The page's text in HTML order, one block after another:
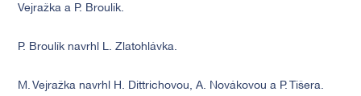
Vejražka a P. Broulík.
P. Broulík navrhl L. Zlatohlávka.
M. Vejražka navrhl H. Dittrichovou, A. Novákovou a P. Tišera.